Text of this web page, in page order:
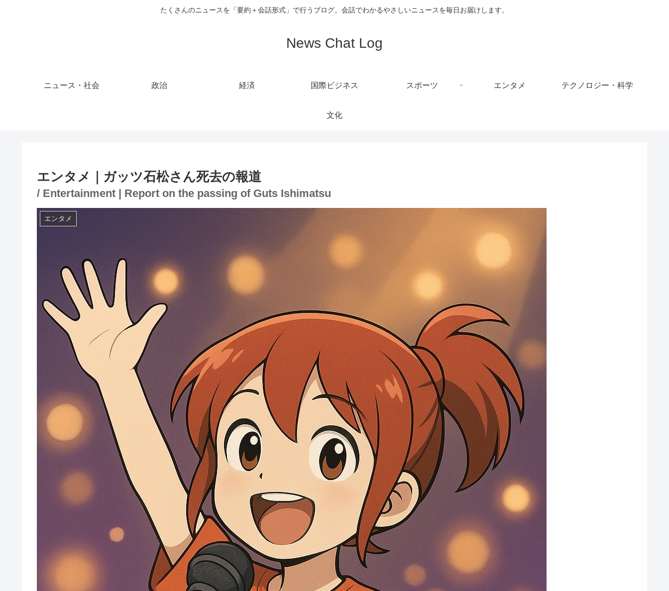
たくさんのニュースを「要約＋会話形式」で行うブログ。会話でわかるやさしいニュースを毎日お届けします。
News Chat Log
ニュース・社会 政治 経済 国際ビジネス スポーツ エンタメ テクノロジー・科学
文化
エンタメ｜ガッツ石松さん死去の報道
/ Entertainment | Report on the passing of Guts Ishimatsu
エンタメ